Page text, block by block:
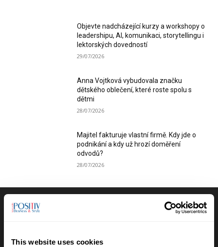
This website uses cookies
Objevte nadcházející kurzy a workshopy o
leadershipu, AI, komunikaci, storytellingu i
lektorských dovedností
29/07/2026
Anna Vojtková vybudovala značku
dětského oblečení, které roste spolu s
dětmi
28/07/2026
Majitel fakturuje vlastní firmě. Kdy jde o
podnikání a kdy už hrozí doměření
odvodů?
28/07/2026
Výběr redakce
dětského oblečení, které roste spolu s